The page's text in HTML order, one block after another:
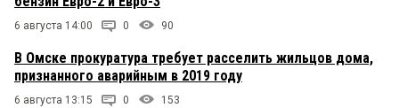
6 августа 14:00 0 90
В Омске прокуратура требует расселить жильцов дома,
признанного аварийным в 2019 году
6 августа 13:15 0 153